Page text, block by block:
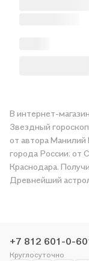
В интернет-
Звездный
от автора
города России: от
Краснодара.
Древнейший
выгоду!
+7 812 601-0-
Круглосуточно